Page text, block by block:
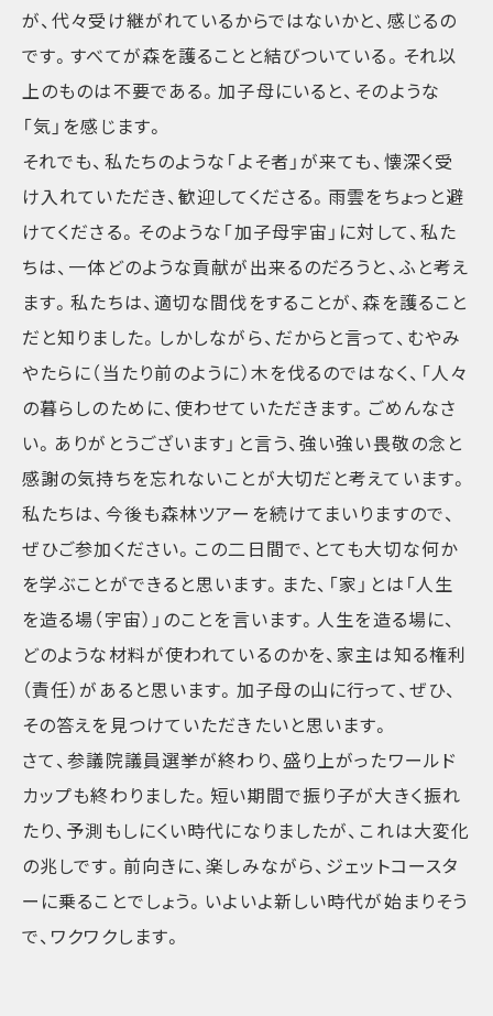
が、代々受け継がれているからではないかと、感じるの
です。すべてが森を護ることと結びついている。それ以
上のものは不要である。加子母にいると、そのような
「気」を感じます。
それでも、私たちのような「よそ者」が来ても、懐深く受
け入れていただき、歓迎してくださる。雨雲をちょっと避
けてくださる。そのような「加子母宇宙」に対して、私た
ちは、一体どのような貢献が出来るのだろうと、ふと考え
ます。私たちは、適切な間伐をすることが、森を護ること
だと知りました。しかしながら、だからと言って、むやみ
やたらに（当たり前のように）木を伐るのではなく、「人々
の暮らしのために、使わせていただきます。ごめんなさ
い。ありがとうございます」と言う、強い強い畏敬の念と
感謝の気持ちを忘れないことが大切だと考えています。
私たちは、今後も森林ツアーを続けてまいりますので、
ぜひご参加ください。この二日間で、とても大切な何か
を学ぶことができると思います。また、「家」とは「人生
を造る場（宇宙）」のことを言います。人生を造る場に、
どのような材料が使われているのかを、家主は知る権利
（責任）があると思います。加子母の山に行って、ぜひ、
その答えを見つけていただきたいと思います。
さて、参議院議員選挙が終わり、盛り上がったワールド
カップも終わりました。短い期間で振り子が大きく振れ
たり、予測もしにくい時代になりましたが、これは大変化
の兆しです。前向きに、楽しみながら、ジェットコースタ
ーに乗ることでしょう。いよいよ新しい時代が始まりそう
で、ワクワクします。